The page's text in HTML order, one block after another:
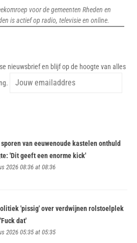
voor de gemeenten Rheden en
is actief op radio, televisie en online.
nieuwsbrief en blijf op de hoogte van alles
van eeuwenoude kastelen onthuld
'Dit geeft een enorme kick'
2026 08:36 at 08:36
'pissig' over verdwijnen rolstoelplek
dat'
2026 05:35 at 05:35